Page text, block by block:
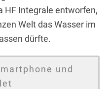
HF Integrale entworfen,
Welt das Wasser im
dürfte.
und